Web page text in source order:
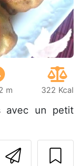
m 322 Kcal
avec un petit